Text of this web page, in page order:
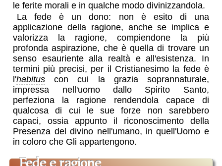
le ferite morali e in qualche modo divinizzandola.
La fede è un dono: non è esito di una
applicazione della ragione, anche se implica e
valorizza la ragione, compiendone la più
profonda aspirazione, che è quella di trovare un
senso esauriente alla realtà e all'esistenza. In
termini più precisi, per il Cristianesimo la fede è
l'habitus con cui la grazia soprannaturale,
impressa nell'uomo dallo Spirito Santo,
perfeziona la ragione rendendola capace di
qualcosa di cui le sue forze non sarebbero
capaci, ossia appunto il riconoscimento della
Presenza del divino nell'umano, in quell'Uomo e
in coloro che Gli appartengono.